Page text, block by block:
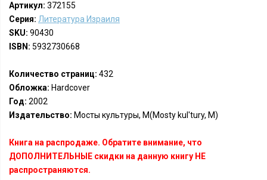
Артикул: 372155
Серия: Литература Израиля
SKU: 90430
ISBN: 5932730668
Количество страниц: 432
Обложка: Hardcover
Год: 2002
Издательство: Мосты культуры, М(Mosty kul'tury, M)
Книга на распродаже. Обратите внимание, что
ДОПОЛНИТЕЛЬНЫЕ скидки на данную книгу НЕ
распространяются.